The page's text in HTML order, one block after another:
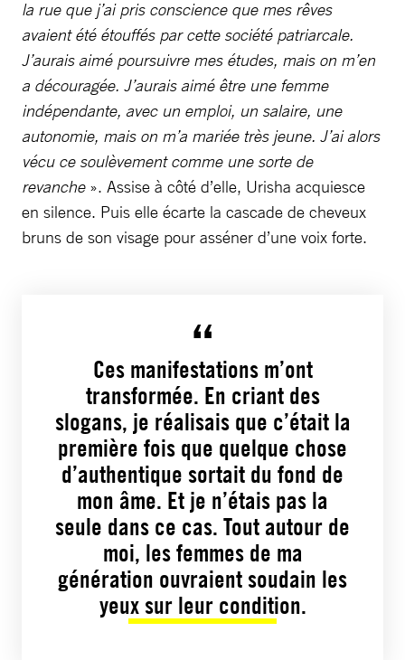
la rue que j’ai pris conscience que mes rêves
avaient été étouffés par cette société patriarcale.
J’aurais aimé poursuivre mes études, mais on m’en
a découragée. J’aurais aimé être une femme
indépendante, avec un emploi, un salaire, une
autonomie, mais on m’a mariée très jeune. J’ai alors
vécu ce soulèvement comme une sorte de
revanche ». Assise à côté d’elle, Urisha acquiesce
en silence. Puis elle écarte la cascade de cheveux
bruns de son visage pour asséner d’une voix forte.
Ces manifestations m’ont
transformée. En criant des
slogans, je réalisais que c’était la
première fois que quelque chose
d’authentique sortait du fond de
mon âme. Et je n’étais pas la
seule dans ce cas. Tout autour de
moi, les femmes de ma
génération ouvraient soudain les
yeux sur leur condition.